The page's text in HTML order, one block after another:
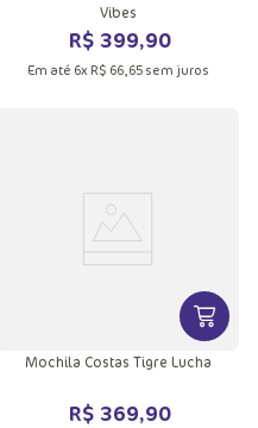
Vibes
R$ 399,90
Em até 6x R$ 66, 65sem juros
INFORMAÇÕES DOVER
Mochila Costas Tigre Lucha
R$ 369,90